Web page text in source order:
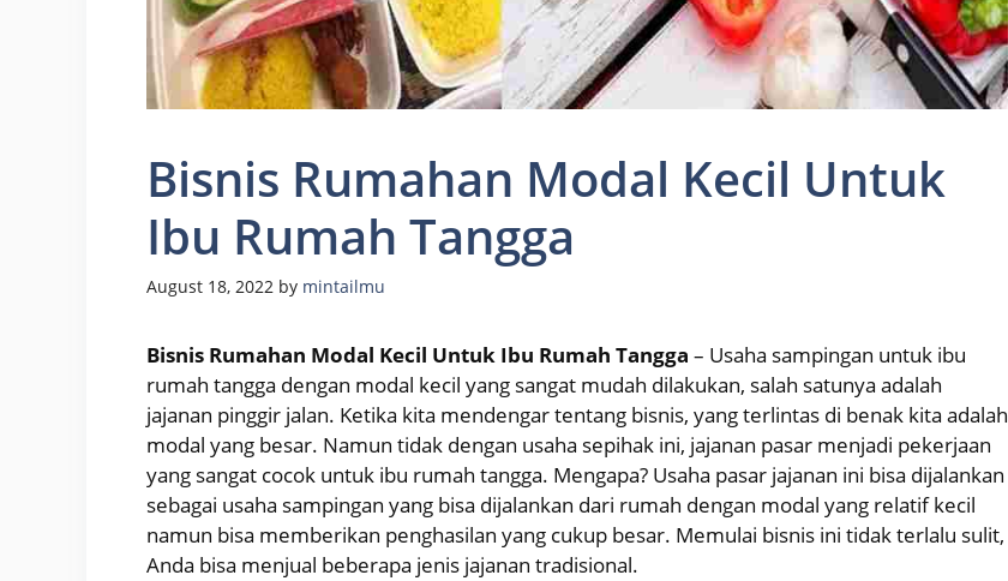
Bisnis Rumahan Modal Kecil Untuk
Ibu Rumah Tangga
August 18, 2022 by mintailmu
Bisnis Rumahan Modal Kecil Untuk Ibu Rumah Tangga – Usaha sampingan untuk ibu
rumah tangga dengan modal kecil yang sangat mudah dilakukan, salah satunya adalah
jajanan pinggir jalan. Ketika kita mendengar tentang bisnis, yang terlintas di benak kita adalah
modal yang besar. Namun tidak dengan usaha sepihak ini, jajanan pasar menjadi pekerjaan
yang sangat cocok untuk ibu rumah tangga. Mengapa? Usaha pasar jajanan ini bisa dijalankan
sebagai usaha sampingan yang bisa dijalankan dari rumah dengan modal yang relatif kecil
namun bisa memberikan penghasilan yang cukup besar. Memulai bisnis ini tidak terlalu sulit,
Anda bisa menjual beberapa jenis jajanan tradisional.